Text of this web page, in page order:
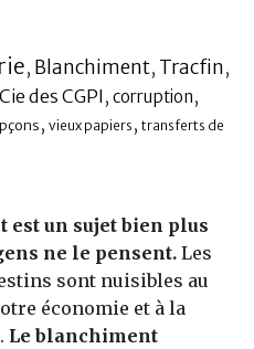
, Blanchiment, Tracfin,
des CGPI, corruption,
, vieux papiers , transferts de
est un sujet bien plus
ne le pensent. Les
sont nuisibles au
économie et à la
Le blanchiment